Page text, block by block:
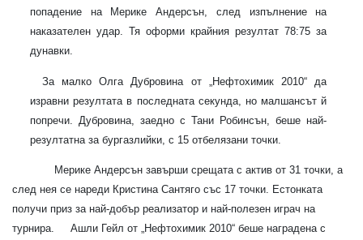
попадение на Мерике Андерсън, след изпълнение на
наказателен удар. Тя оформи крайния резултат 78:75 за
дунавки.
За малко Олга Дубровина от „Нефтохимик 2010“ да
изравни резултата в последната секунда, но малшансът й
попречи. Дубровина, заедно с Тани Робинсън, беше най-
резултатна за бургазлийки, с 15 отбелязани точки.
Мерике Андерсън завърши срещата с актив от 31 точки, а
след нея се нареди Кристина Сантяго със 17 точки. Естонката
получи приз за най-добър реализатор и най-полезен играч на
турнира.
Ашли Гейл от Нефтохимик 2010“ беше наградена с